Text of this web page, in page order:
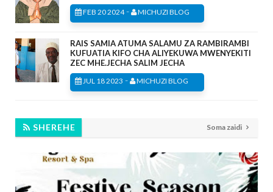
FEB 20 2024- MICHUZI BLOG
RAIS SAMIA ATUMA SALAMU ZA RAMBIRAMBI
KUFUATIA KIFO CHA ALIYEKUWA MWENYEKITI
ZEC MHE.JECHA SALIM JECHA
JUL 18 2023 - MICHUZI BLOG
SHEREHE Soma zaidi